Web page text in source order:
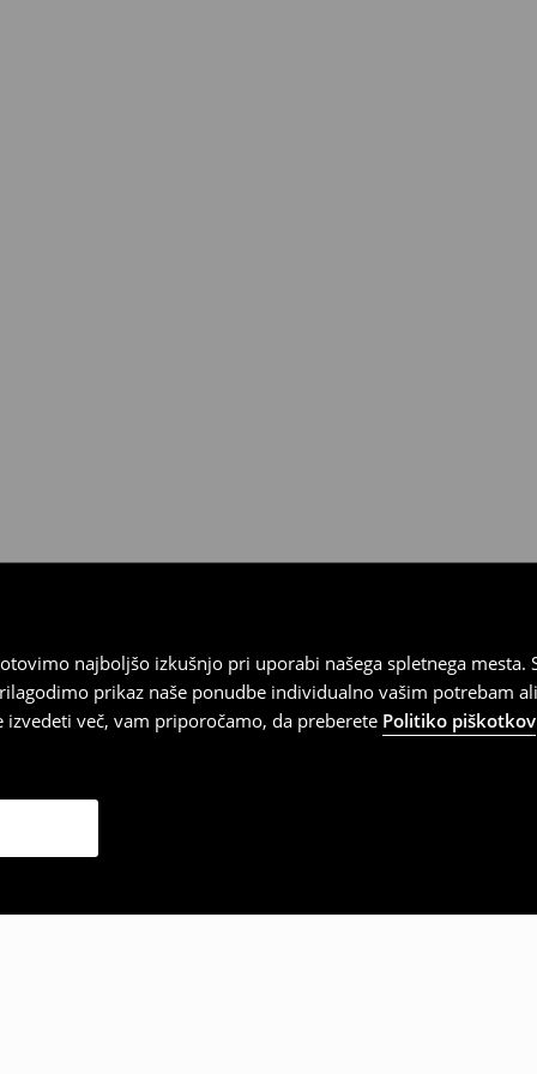
najboljšo izkušnjo pri uporabi našega spletnega
prikaz naše ponudbe individualno vašim potrebam
več, vam priporočamo, da preberete Politiko piškotkov